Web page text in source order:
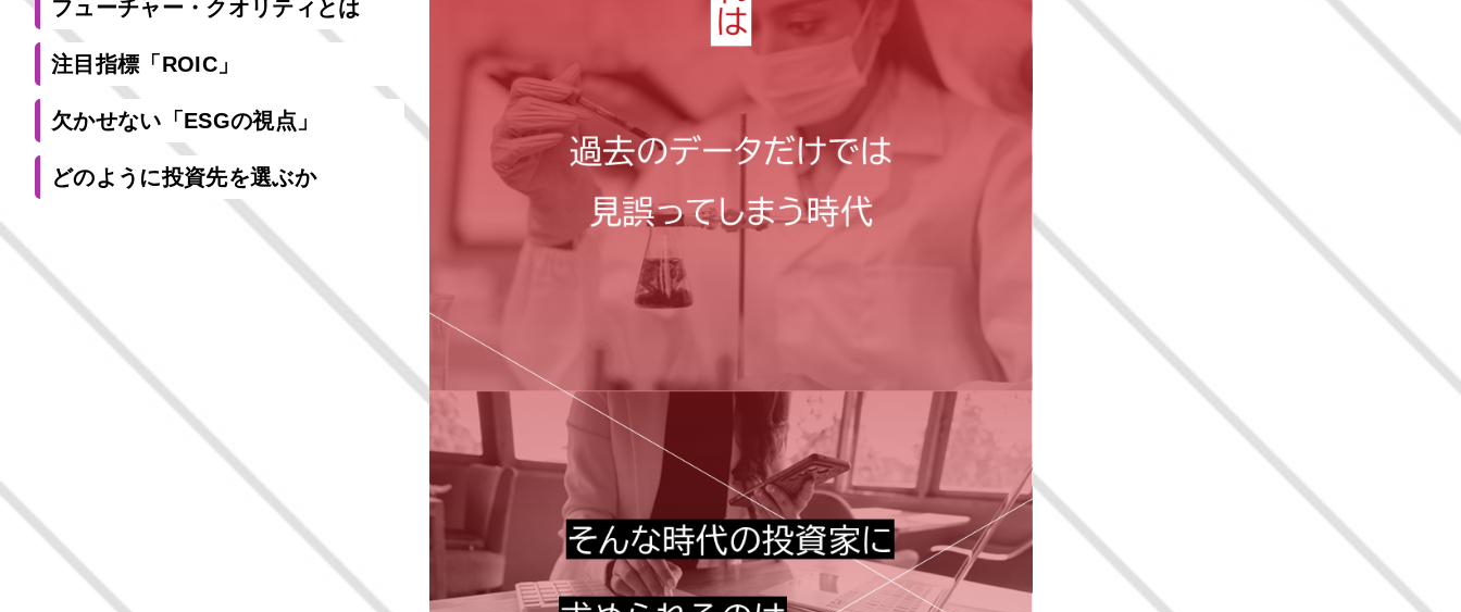
フューチャー・ クオリティとは
注目指標「ROIC」
欠かせない 「ESGの視点」
どのように投資先を選ぶか